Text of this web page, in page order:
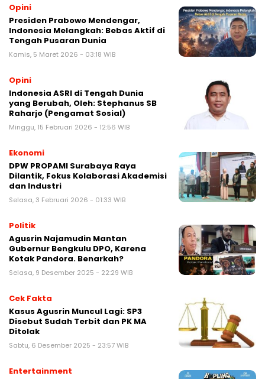
Opini
Presiden Prabowo Mendengar,
Indonesia Melangkah: Bebas Aktif di
Tengah Pusaran Dunia
Kamis, 5 Maret 2026 - 03:18 WIB
Opini
Indonesia ASRI di Tengah Dunia
yang Berubah, Oleh: Stephanus SB
Raharjo (Pengamat Sosial)
Minggu, 15 Februari 2026 - 12:56 WIB
Ekonomi
DPW PROPAMI Surabaya Raya
Dilantik, Fokus Kolaborasi Akademisi
dan Industri
Selasa, 3 Februari 2026 - 01:33 WIB
Politik
Agusrin Najamudin Mantan
Gubernur Bengkulu DPO, Karena
Kotak Pandora. Benarkah?
Selasa, 9 Desember 2025 - 22:29 WIB
Cek Fakta
Kasus Agusrin Muncul Lagi: SP3
Disebut Sudah Terbit dan PK MA
Ditolak
Sabtu, 6 Desember 2025 - 23:57 WIB
Entertainment